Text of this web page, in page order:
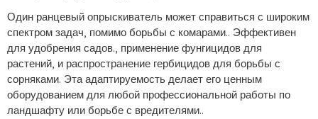
Один ранцевый опрыскиватель может справиться с широким
спектром задач, помимо борьбы с комарами.. Эффективен
для удобрения садов., применение фунгицидов для
растений, и распространение гербицидов для борьбы с
сорняками. Эта адаптируемость делает его ценным
оборудованием для любой профессиональной работы по
ландшафту или борьбе с вредителями..